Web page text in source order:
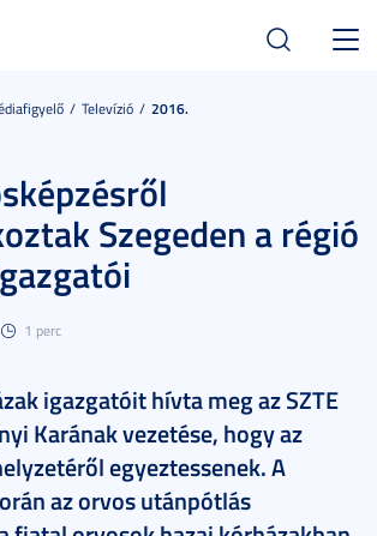
Televízió 2016.
Szegeden a régió
1 perc
igazgatóit hívta meg az SZTE
Karának vezetése, hogy az
egyeztessenek. A
az orvos utánpótlás